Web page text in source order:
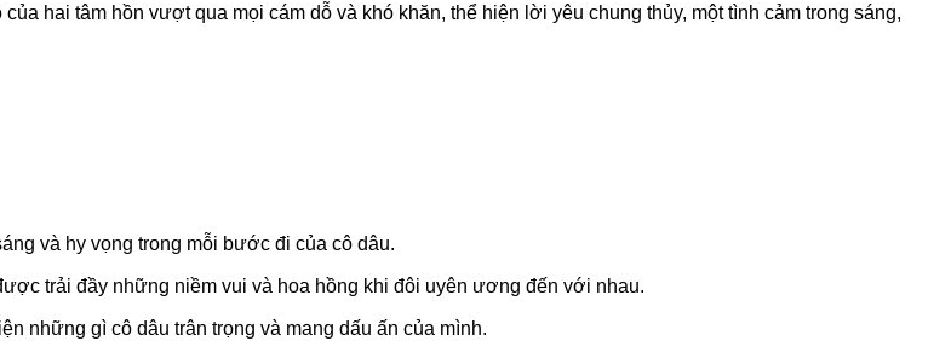
hai tâm hồn vượt qua mọi cám dỗ và khó khăn, thể hiện lời yêu chung thủy, một tình cảm trong sáng,
và hy vọng trong mỗi bước đi của cô dâu.
trải đầy những niềm vui và hoa hồng khi đôi uyên ương đến với nhau.
những gì cô dâu trân trọng và mang dấu ấn của mình.